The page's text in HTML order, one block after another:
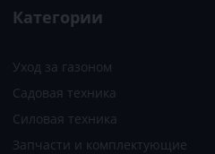
Категории
Уход за газоном
Садовая техника
Силовая техника
Запчасти и комплектующие